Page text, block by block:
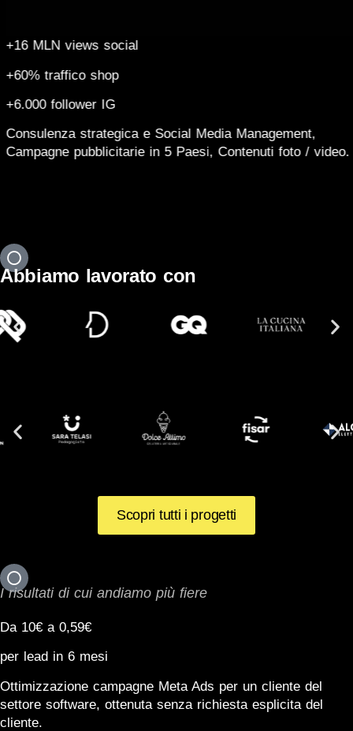
+16 MLN views social
+60% traffico shop
+6.000 follower IG
Consulenza strategica e Social Media Management,
Campagne pubblicitarie in 5 Paesi, Contenuti foto / video.
Abbiamo lavorato con
Scopri tutti i progetti
I risultati di cui andiamo più fiere
Da 10€ a 0,59€
per lead in 6 mesi
Ottimizzazione campagne Meta Ads per un cliente del
settore software, ottenuta senza richiesta esplicita del
cliente.